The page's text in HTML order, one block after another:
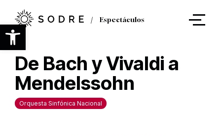
Abrir barra de herramientas
contenido
principal
Espectáculos
De Bach y Vivaldi a
Mendelssohn
Orquesta Sinfónica Nacional